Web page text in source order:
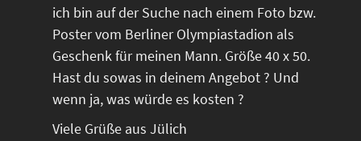
ich bin auf der Suche nach einem Foto bzw.
Poster vom Berliner Olympiastadion als
Geschenk für meinen Mann. Größe 40 x 50.
Hast du sowas in deinem Angebot ? Und
wenn ja, was würde es kosten ?
Viele Grüße aus Jülich